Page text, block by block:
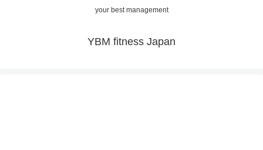
your best management
YBM fitness Japan